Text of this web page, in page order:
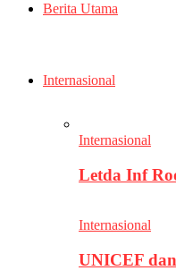
Berita Utama
Internasional
Internasional
Letda Inf
Internasional
UNICEF